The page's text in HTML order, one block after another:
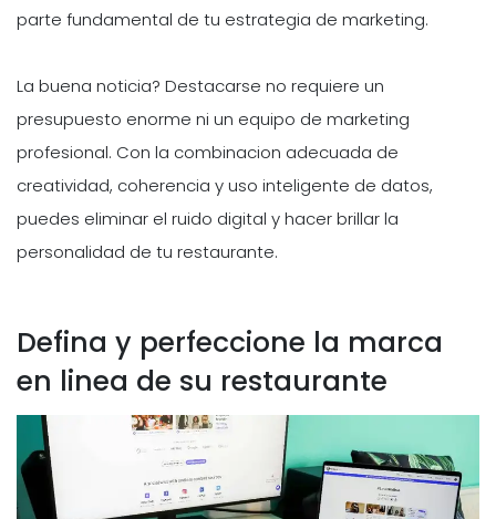
parte fundamental de tu estrategia de marketing.
La buena noticia? Destacarse no requiere un
presupuesto enorme ni un equipo de marketing
profesional. Con la combinacion adecuada de
creatividad, coherencia y uso inteligente de datos,
puedes eliminar el ruido digital y hacer brillar la
personalidad de tu restaurante.
Defina y perfeccione la marca
en linea de su restaurante